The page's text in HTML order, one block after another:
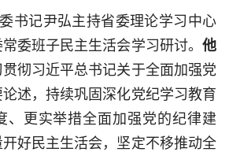
书记尹弘主持省委理论学习中心
委班子民主生活会学习研讨。 他
彻习近平总书记关于全面加强党
述，持续巩固深化党纪学习教育
、更实举措全面加强党的纪律建
好民主生活会，坚定不移推动全